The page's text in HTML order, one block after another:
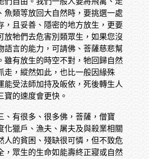
魚類等放回大自然時，要挑選一處
，且妥善、隱密的地方放生，更要
放牠們去危害別類眾生，如果您沒
語言的能力，可請佛、菩薩慈悲幫
雖有放生的時空不對，牠回歸自然
走，縱然如此，也比一般因緣殊
能受法師加持及皈依，死後轉生人
寶的速度會更快。
、有很多、很多佛，菩薩，僧寶
化獵戶、漁夫、屠夫及與殺業相關
人的貧困、殘缺很可憐，但不致危
，眾生的生命如能壽終正寢或自然